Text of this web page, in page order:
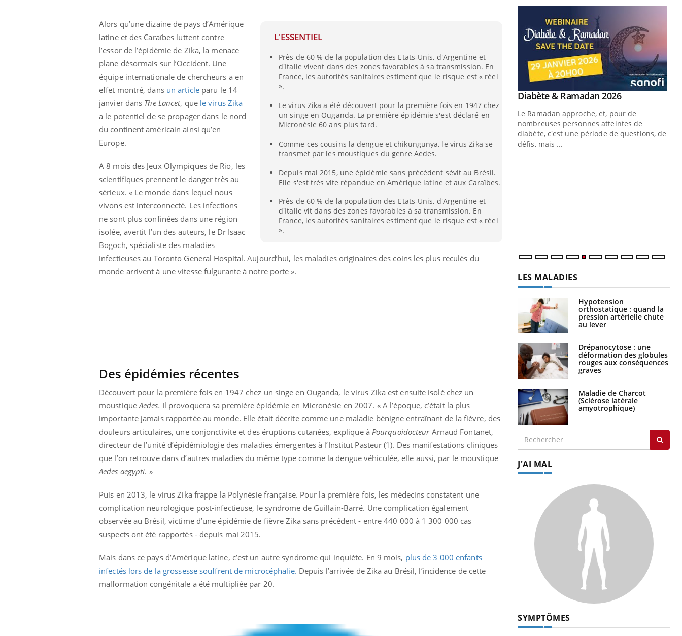
L'ESSENTIEL
Près de 60 % de la population des Etats-Unis, d'Argentine et
d'Italie vivent dans des zones favorables à sa transmission. En
France, les autorités sanitaires estiment que le risque est « réel
».
Le virus Zika a été découvert pour la première fois en 1947 chez
un singe en Ouganda. La première épidémie s'est déclaré en
Micronésie 60 ans plus tard.
Comme ces cousins la dengue et chikungunya, le virus Zika se
transmet par les moustiques du genre Aedes.
Depuis mai 2015, une épidémie sans précédent sévit au Brésil.
Elle s'est très vite répandue en Amérique latine et aux Caraïbes.
Près de 60 % de la population des Etats-Unis, d'Argentine et
d'Italie vit dans des zones favorables à sa transmission. En
France, les autorités sanitaires estiment que le risque est « réel
».
Alors qu’une dizaine de pays d’Amérique
latine et des Caraïbes luttent contre
l’essor de l’épidémie de Zika, la menace
plane désormais sur l’Occident. Une
équipe internationale de chercheurs a en
effet montré, dans un article paru le 14
janvier dans The Lancet, que le virus Zika
a le potentiel de se propager dans le nord
du continent américain ainsi qu’en
Europe.
A 8 mois des Jeux Olympiques de Rio, les
scientifiques prennent le danger très au
sérieux. « Le monde dans lequel nous
vivons est interconnecté. Les infections
ne sont plus confinées dans une région
isolée, avertit l’un des auteurs, le Dr Isaac
Bogoch, spécialiste des maladies
infectieuses au Toronto General Hospital. Aujourd’hui, les maladies originaires des coins les plus reculés du
monde arrivent à une vitesse fulgurante à notre porte ».
Des épidémies récentes
Découvert pour la première fois en 1947 chez un singe en Ouganda, le virus Zika est ensuite isolé chez un
moustique Aedes. Il provoquera sa première épidémie en Micronésie en 2007. « A l’époque, c’était la plus
importante jamais rapportée au monde. Elle était décrite comme une maladie bénigne entraînant de la fièvre, des
douleurs articulaires, une conjonctivite et des éruptions cutanées, explique à PourquoidocteurArnaud Fontanet,
directeur de l’unité d’épidémiologie des maladies émergentes à l’Institut Pasteur (1). Des manifestations cliniques
que l’on retrouve dans d’autres maladies du même type comme la dengue véhiculée, elle aussi, par le moustique
Aedes aegypti. »
Puis en 2013, le virus Zika frappe la Polynésie française. Pour la première fois, les médecins constatent une
complication neurologique post-infectieuse, le syndrome de Guillain-Barré. Une complication également
observée au Brésil, victime d’une épidémie de fièvre Zika sans précédent - entre 440 000 à 1 300 000 cas
suspects ont été rapportés - depuis mai 2015.
Mais dans ce pays d’Amérique latine, c’est un autre syndrome qui inquiète. En 9 mois, plus de 3 000 enfants
infectés lors de la grossesse souffrent de microcéphalie. Depuis l’arrivée de Zika au Brésil, l’incidence de cette
malformation congénitale a été multipliée par 20.
Carence en fer : comprendre pour
Youtube
Fatigue, irritabilité, brouillard mental ou
même alopécie… Les symptômes de la
carence en fer sont multiples ce qui la rend
Youtube
Insuline & Charge mentale : et si on
osait en parler??Youtube
En 2026, l'insuline dans le diabète de type 2
reste entourée d'idées reçues chez les
patients comme parfois chez les soignants.
préparer pour l’été !Youtube
L'été arrive… et avec lui, un tout nouveau
soleil, activités en plein air… Nos mains
sont ...
Youtube
Diabète & Ramadan 2026Youtube
Le Ramadan approche, et, pour de
nombreuses personnes atteintes de
diabète, c'est une période de questions, de
défis, mais ...
LES MALADIES
Hypotension
orthostatique : quand la
pression artérielle chute
au lever
Drépanocytose : une
déformation des globules
rouges aux conséquences
graves
Maladie de Charcot
(Sclérose latérale
amyotrophique)
J'AI MAL
SYMPTÔMES